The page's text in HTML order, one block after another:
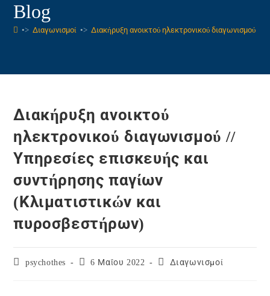
Blog
•> Διαγωνισμοί •> Διακήρυξη ανοικτού ηλεκτρονικού διαγωνισμού
Διακήρυξη ανοικτού
ηλεκτρονικού διαγωνισμού //
Υπηρεσίες επισκευής και
συντήρησης παγίων
(Κλιματιστικών και
πυροσβεστήρων)
Postpsychothes
Post6 Μαΐου 2022
PostΔιαγωνισμοί